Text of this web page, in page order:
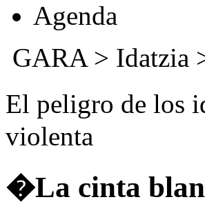
Agenda
GARA> Idatzia
El peligro de los
violenta
�La cinta